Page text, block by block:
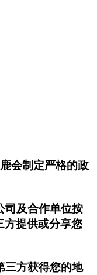
会制定严格的政
司及合作单位按
方提供或分享您
三方获得您的地